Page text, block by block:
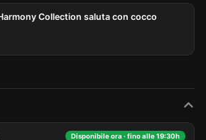
Collection saluta con cocco
Disponibile ora · fino alle 19:30h